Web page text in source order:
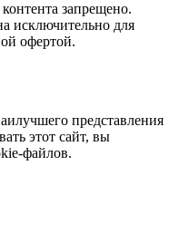
запрещено.
исключительно для
офертой.
представления
этот сайт, вы
файлов.